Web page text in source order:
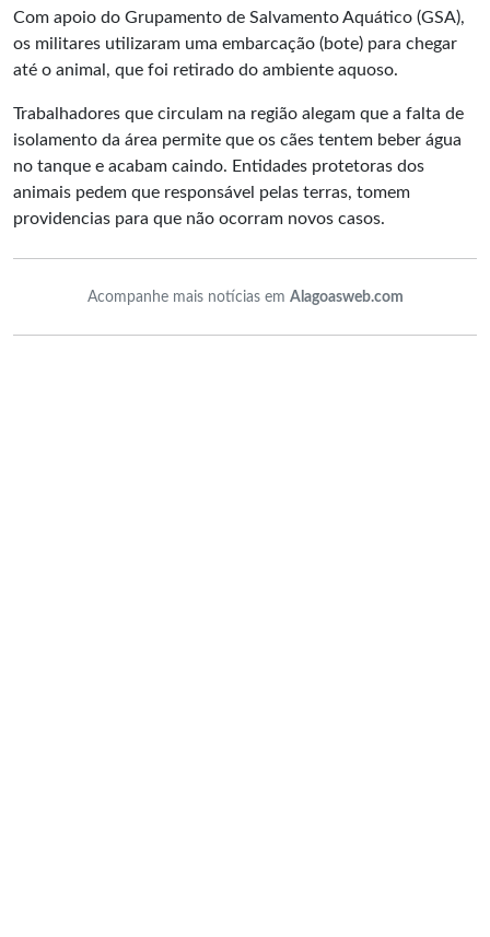
Com apoio do Grupamento de Salvamento Aquático (GSA),
os militares utilizaram uma embarcação (bote) para chegar
até o animal, que foi retirado do ambiente aquoso.
Trabalhadores que circulam na região alegam que a falta de
isolamento da área permite que os cães tentem beber água
no tanque e acabam caindo. Entidades protetoras dos
animais pedem que responsável pelas terras, tomem
providencias para que não ocorram novos casos.
Acompanhe mais notícias em Alagoasweb.com